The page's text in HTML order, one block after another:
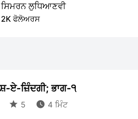
ਸਿਮਰਨ ਲੁਧਿਆਣਵੀ
2K ਫੋਲੋਅਰਸ
ਏ-ਜ਼ਿੰਦਗੀ; ਭਾਗ-੧
 5  4 ਮਿੰਟ